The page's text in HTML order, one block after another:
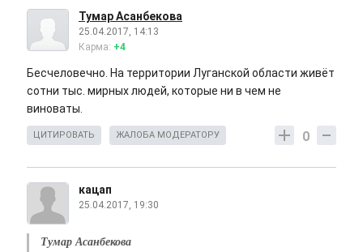
Тумар Асанбекова
25.04.2017, 14:13
Карма: +4
Бесчеловечно. На территории Луганской области живёт
сотни тыс. мирных людей, которые ни в чем не
виноваты.
0
ЦИТИРОВАТЬ ЖАЛОБА МОДЕРАТОРУ
кацап
25.04.2017, 19:30
Тумар Асанбекова